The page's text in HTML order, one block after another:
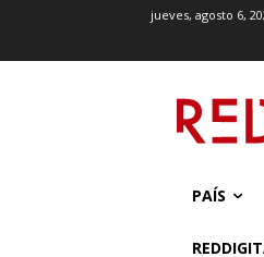
jueves, agosto 6,
PAÍS